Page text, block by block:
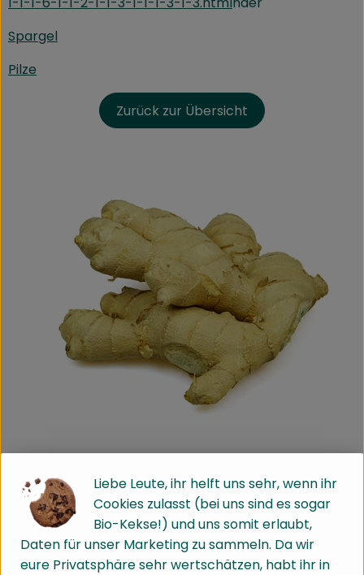
Spargel
Pilze
Zurück zur Übersicht
Ingwer
Wusstest du´s schon?
Liebe Leute, ihr helft uns sehr, wenn ihr
Cookies zulasst (bei uns sind es sogar
Bio-Kekse!) und uns somit erlaubt,
Daten für unser Marketing zu sammeln. Da wir
eure Privatsphäre sehr wertschätzen, habt ihr in